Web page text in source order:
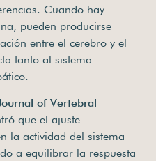
Cuando hay
pueden producirse
entre el cerebro y el
tanto al sistema
of Vertebral
que el ajuste
la actividad del sistema
a equilibrar la respuesta